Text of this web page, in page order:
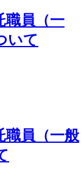
員（一
いて
員（一般